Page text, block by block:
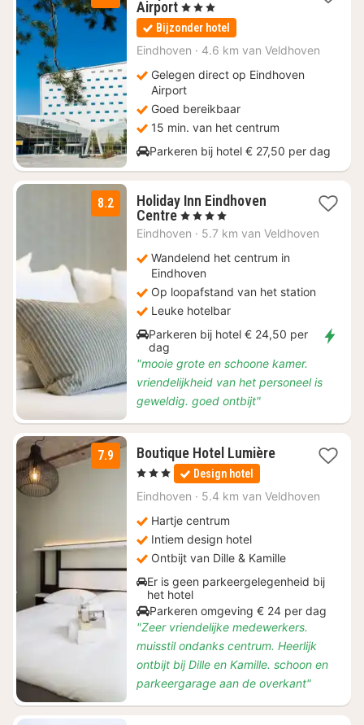
Airport1
nacht
vanaf
€
, 3 Sterren
Bijzonder hotel
Eindhoven · 4.6 km van Veldhoven
Gelegen direct op Eindhoven
Airport
Goed bereikbaar
15 min. van het centrum
Parkeren bij hotel € 27,50 per dag
8.2
Holiday Inn Eindhoven
Centre2
nachten
€
119
, 4 Sterren
Eindhoven · 5.7 km van Veldhoven
Wandelend het centrum in
Eindhoven
Op loopafstand van het station
Leuke hotelbar
Parkeren bij hotel € 24,50 per
dag
"mooie grote en schoone kamer.
vriendelijkheid van het personeel is
geweldig. goed ontbijt"
7.9 Boutique Hotel Lumière1
€
, 3 Sterren Design hotel
Eindhoven · 5.4 km van Veldhoven
Hartje centrum
Intiem design hotel
Ontbijt van Dille & Kamille
Er is geen parkeergelegenheid bij
het hotel
Parkeren omgeving € 24 per dag
"Zeer vriendelijke medewerkers.
muisstil ondanks centrum. Heerlijk
ontbijt bij Dille en Kamille. schoon en
parkeergarage aan de overkant"